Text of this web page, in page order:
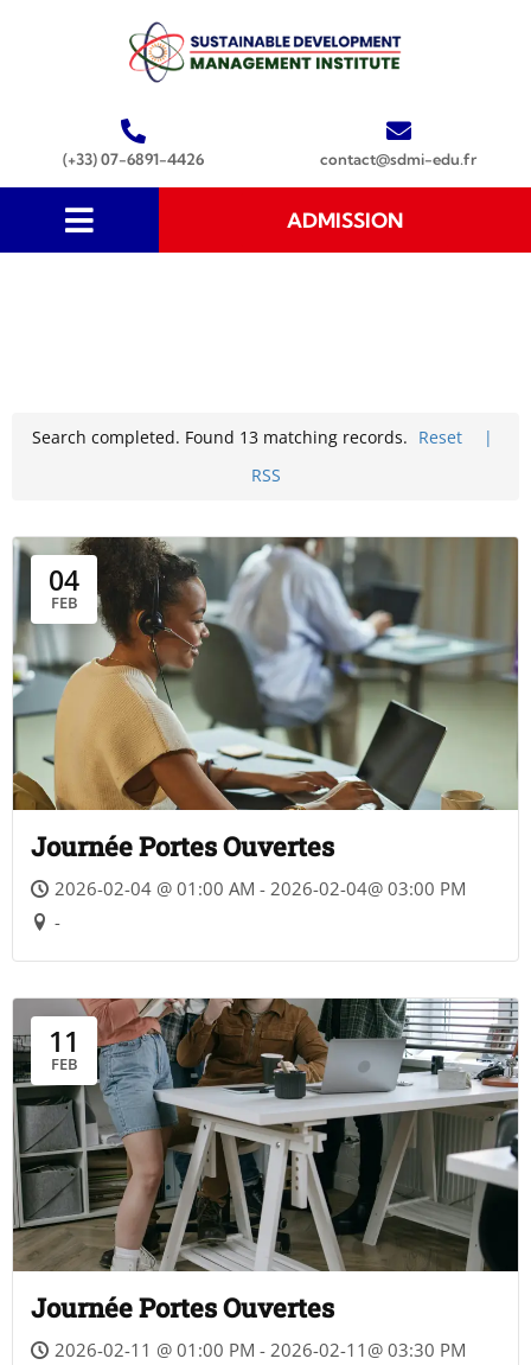
(+33) 07-6891-4426 contact@sdmi-edu.fr
ADMISSION
Search completed. Found 13 matching records. Reset
|
RSS
04
FEB
Journée Portes Ouvertes
2026-02-04 @ 01:00 AM - 2026-02-04@ 03:00 PM
-
11
FEB
Journée Portes Ouvertes
2026-02-11 @ 01:00 PM - 2026-02-11@ 03:30 PM